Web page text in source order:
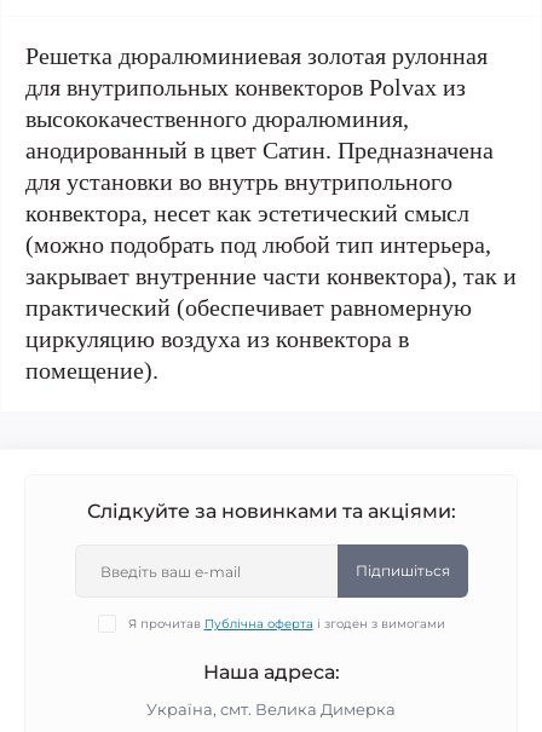
Решетка дюралюминиевая золотая рулонная
для внутрипольных конвекторов Polvax из
высококачественного дюралюминия,
анодированный в цвет Сатин. Предназначена
для установки во внутрь внутрипольного
конвектора, несет как эстетический смысл
(можно подобрать под любой тип интерьера,
закрывает внутренние части конвектора), так и
практический (обеспечивает равномерную
циркуляцию воздуха из конвектора в
помещение).
Слідкуйте за новинками та акціями:
Підпишіться
Я прочитав Публічна оферта і згоден з вимогами
Наша адреса:
Україна, смт. Велика Димерка